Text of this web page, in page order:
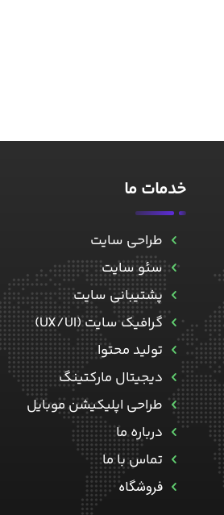
خدمات ما
طراحی سایت
سئو سایت
پشتیبانی سایت
گرافیک سایت (UX/UI)
تولید محتوا
دیجیتال مارکتینگ
طراحی اپلیکیشن موبایل
درباره ما
تماس با ما
فروشگاه